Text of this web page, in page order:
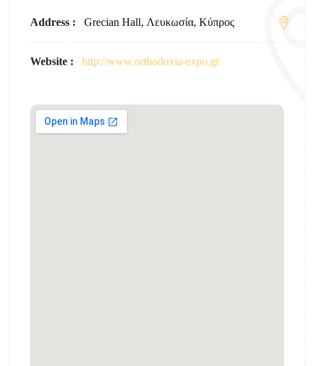
Address : Grecian Hall, Λευκωσία, Κύπρος
Website : http://www.orthodoxia-expo.gr